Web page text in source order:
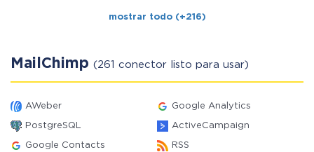
mostrar todo (+216)
MailChimp (261 conector listo para usar)
AWeber Google Analytics
PostgreSQL ActiveCampaign
Google Contacts RSS